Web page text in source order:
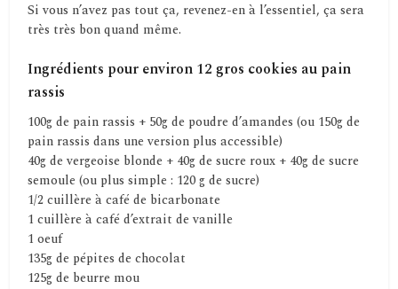
Si vous n’avez pas tout ça, revenez-en à l’essentiel, ça sera
très très bon quand même.
Ingrédients pour environ 12 gros cookies au pain
rassis
100g de pain rassis + 50g de poudre d’amandes (ou 150g de
pain rassis dans une version plus accessible)
40g de vergeoise blonde + 40g de sucre roux + 40g de sucre
semoule (ou plus simple : 120 g de sucre)
1/2 cuillère à café de bicarbonate
1 cuillère à café d’extrait de vanille
1 oeuf
135g de pépites de chocolat
125g de beurre mou